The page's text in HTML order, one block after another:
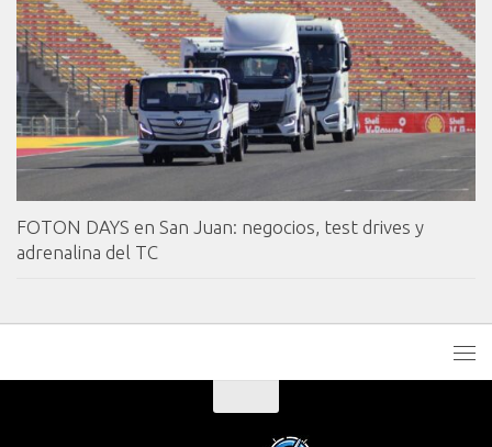
FOTON DAYS en San Juan: negocios, test drives y
adrenalina del TC